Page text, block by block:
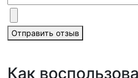
Отправить отзыв
Как